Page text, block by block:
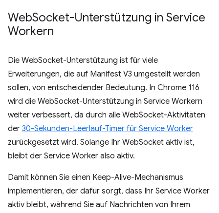
WebSocket-Unterstützung in Service
Workern
Die WebSocket-Unterstützung ist für viele
Erweiterungen, die auf Manifest V3 umgestellt werden
sollen, von entscheidender Bedeutung. In Chrome 116
wird die WebSocket-Unterstützung in Service Workern
weiter verbessert, da durch alle WebSocket-Aktivitäten
der 30-Sekunden-Leerlauf-Timer für Service Worker
zurückgesetzt wird. Solange Ihr WebSocket aktiv ist,
bleibt der Service Worker also aktiv.
Damit können Sie einen Keep-Alive-Mechanismus
implementieren, der dafür sorgt, dass Ihr Service Worker
aktiv bleibt, während Sie auf Nachrichten von Ihrem